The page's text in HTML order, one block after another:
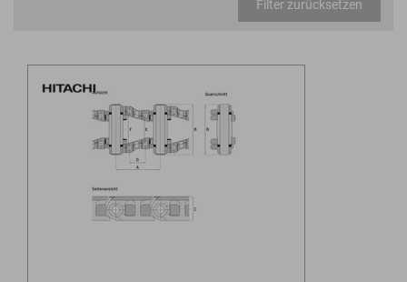
Filter zurücksetzen